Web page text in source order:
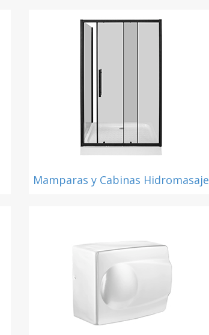
Mamparas y Cabinas Hidromasaje